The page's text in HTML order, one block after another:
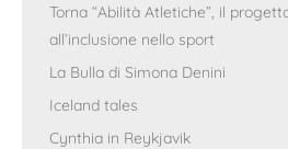
Torna “Abilità Atletiche”, il
all’inclusione nello sport
La Bulla di Simona Denini
Iceland tales
Cynthia in Reykjavik